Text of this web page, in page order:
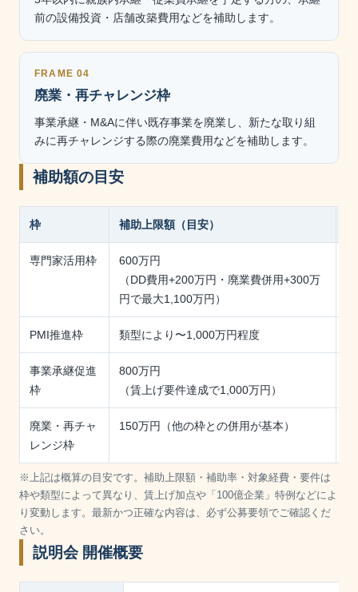
前の設備投資・店舗改築費用などを補助します。
FRAME 04
廃業・再チャレンジ枠
事業承継・M&Aに伴い既存事業を廃業し、新たな取り組
みに再チャレンジする際の廃業費用などを補助します。
補助額の目安
枠 補助上限額（目安）
専門家活用枠
600万円
（DD費用+200万円・廃業費併用+300万
円で最大1,100万円）
PMI推進枠 類型により〜1,000万円程度
事業承継促進
枠
800万円
（賃上げ要件達成で1,000万円）
廃業・再チャ
レンジ枠
150万円（他の枠との併用が基本）
※上記は概算の目安です。補助上限額・補助率・対象経費・要件は
枠や類型によって異なり、賃上げ加点や「100億企業」特例などによ
り変動します。最新かつ正確な内容は、必ず公募要領でご確認くだ
さい。
説明会 開催概要